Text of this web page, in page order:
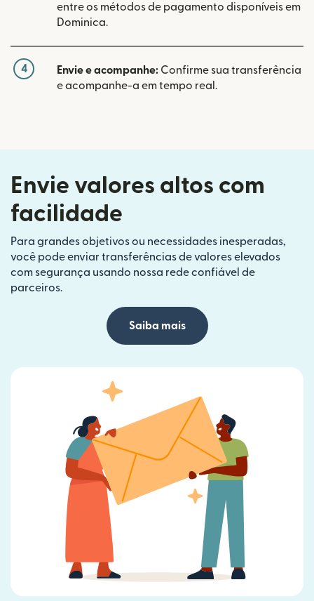
entre os métodos de pagamento disponíveis em
Dominica.
4 Envie e acompanhe: Confirme sua transferência
e acompanhe-a em tempo real.
Envie valores altos com
facilidade
Para grandes objetivos ou necessidades inesperadas,
você pode enviar transferências de valores elevados
com segurança usando nossa rede confiável de
parceiros.
Saiba mais